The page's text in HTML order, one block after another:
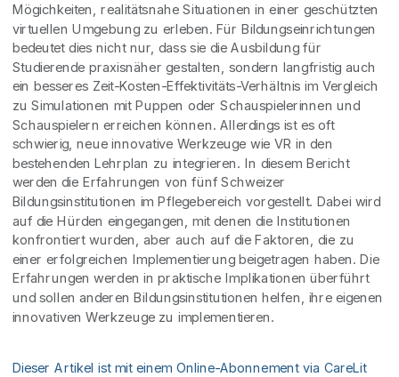
Mögichkeiten, realitätsnahe Situationen in einer geschützten
virtuellen Umgebung zu erleben. Für Bildungseinrichtungen
bedeutet dies nicht nur, dass sie die Ausbildung für
Studierende praxisnäher gestalten, sondern langfristig auch
ein besseres Zeit-Kosten-Effektivitäts-Verhältnis im Vergleich
zu Simulationen mit Puppen oder Schauspielerinnen und
Schauspielern erreichen können. Allerdings ist es oft
schwierig, neue innovative Werkzeuge wie VR in den
bestehenden Lehrplan zu integrieren. In diesem Bericht
werden die Erfahrungen von fünf Schweizer
Bildungsinstitutionen im Pflegebereich vorgestellt. Dabei wird
auf die Hürden eingegangen, mit denen die Institutionen
konfrontiert wurden, aber auch auf die Faktoren, die zu
einer erfolgreichen Implementierung beigetragen haben. Die
Erfahrungen werden in praktische Implikationen überführt
und sollen anderen Bildungsinstitutionen helfen, ihre eigenen
innovativen Werkzeuge zu implementieren.
Dieser Artikel ist mit einem Online-Abonnement via CareLit